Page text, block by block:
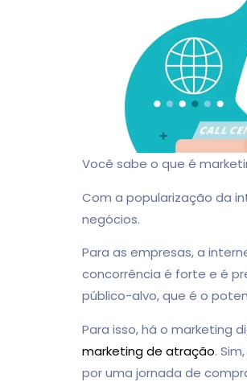
Você sabe o que é
Com a popularização da
negócios.
Para as empresas, a
concorrência é forte e é
público-alvo, que é o
Para isso, há o marketing
marketing de atração.
por uma jornada de